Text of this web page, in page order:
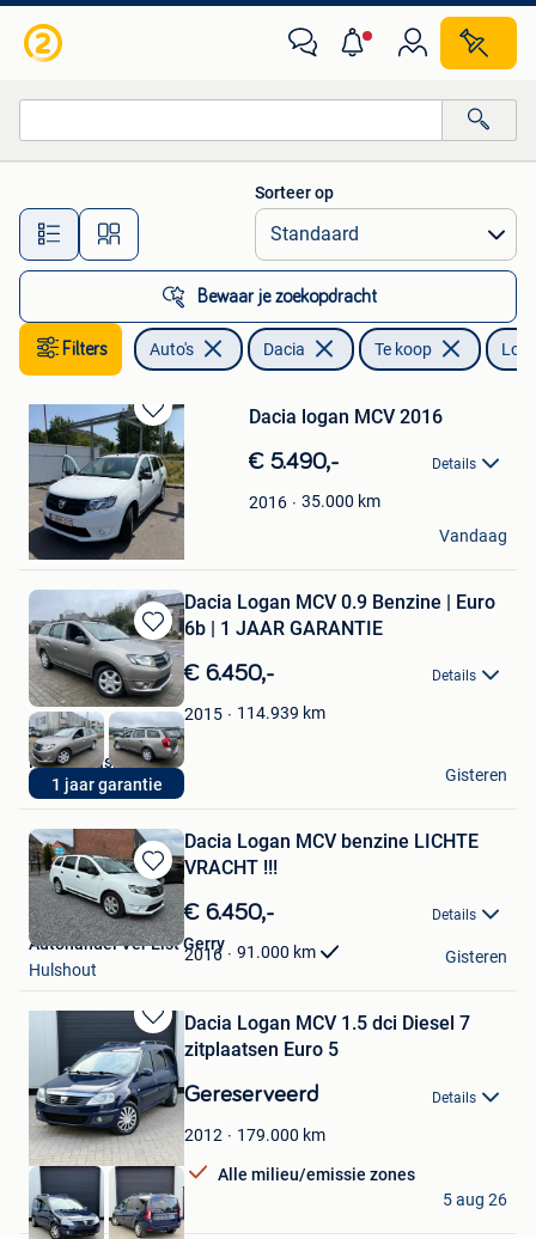
Alle afstanden…
Sorteer op
Bewaar je zoekopdracht
Filters Auto's Dacia Te koop
Bewaren
in
Mijn
Favorieten
Dacia logan MCV 2016
€ 5.490,- Details
2016 35.000 km
Santy Lopomo
Boussu
Vandaag
Bewaren
in
Mijn
Favorieten
1 jaar garantie
Dacia Logan MCV 0.9 Benzine | Euro
6b | 1 JAAR GARANTIE
€ 6.450,- Details
2015 114.939 km
Rizq Occasions BV
Brecht
Gisteren
Bewaren
in
Mijn
Favorieten
Dacia Logan MCV benzine LICHTE
VRACHT !!!
€ 6.450,- Details
2016 91.000 km
Autohandel Ver Elst Gerry
Hulshout
Gisteren
Bewaren
in
Mijn
Favorieten
Dacia Logan MCV 1.5 dci Diesel 7
zitplaatsen Euro 5
Gereserveerd Details
2012 179.000 km
Alle milieu/emissie zones
RM AUTO
Haacht
5 aug 26